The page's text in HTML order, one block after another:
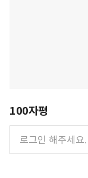
100자평